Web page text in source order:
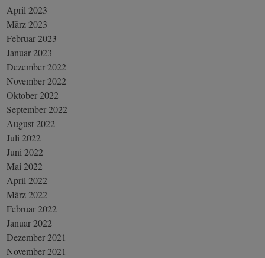
April 2023
März 2023
Februar 2023
Januar 2023
Dezember 2022
November 2022
Oktober 2022
September 2022
August 2022
Juli 2022
Juni 2022
Mai 2022
April 2022
März 2022
Februar 2022
Januar 2022
Dezember 2021
November 2021